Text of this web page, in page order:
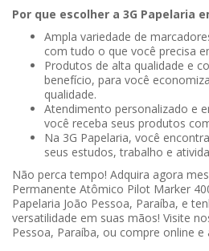
Por que escolher a 3G Papelaria
Ampla variedade de
com tudo o que você precisa
Produtos de alta qualidade e
benefício, para você
qualidade.
Atendimento personalizado e
você receba seus produtos
Na 3G Papelaria, você
seus estudos, trabalho e
Não perca tempo! Adquira agora
Permanente Atômico Pilot Marker
Papelaria João Pessoa, Paraíba, e
versatilidade em suas mãos! Visite
Pessoa, Paraíba, ou compre online